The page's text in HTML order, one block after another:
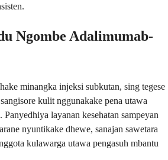
Ngombe Adalimumab-
minangka injeksi subkutan, sing tegese
kulit nggunakake pena utawa
layanan kesehatan sampeyan
nyuntikake dhewe, sanajan sawetara
kulawarga utawa pengasuh mbantu